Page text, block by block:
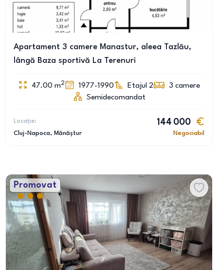
Apartament 3 camere Manastur, aleea Tazlău,
lângă Baza sportivă La Terenuri
47.00 m2 1977-1990 Etajul 2 3 camere
Semidecomandat
Locație:
Cluj-Napoca, Mănăștur
144 000
Negociabil
Promovat